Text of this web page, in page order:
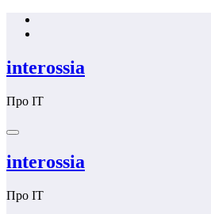
Перейти
interossia
Про IT
interossia
Про IT